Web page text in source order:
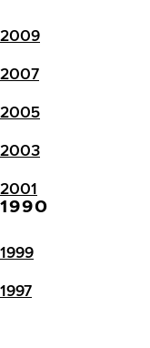
2009
2007
2005
2003
2001
1990
1999
1997